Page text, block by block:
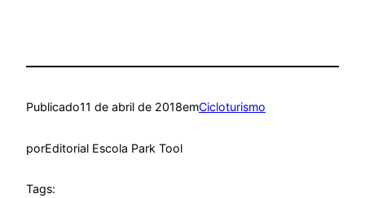
Publicado11 de abril de 2018emCicloturismo
porEditorial Escola Park Tool
Tags: